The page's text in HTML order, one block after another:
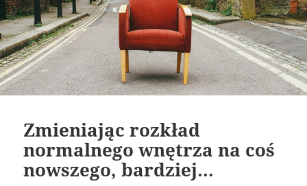
Zmieniając rozkład
normalnego wnętrza na coś
nowszego, bardziej…